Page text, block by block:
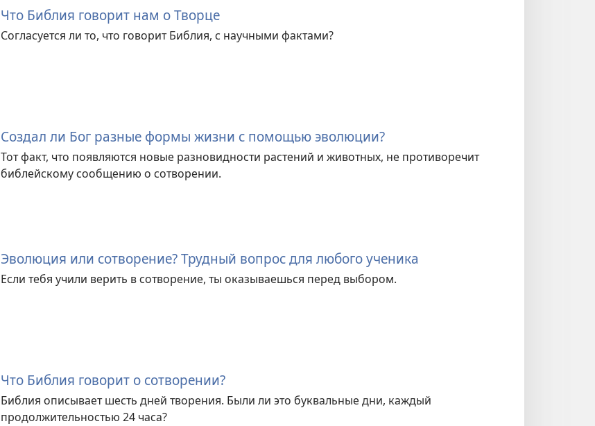
Что Библия говорит нам о Творце
Согласуется ли то, что говорит Библия, с научными фактами?
Создал ли Бог разные формы жизни с помощью эволюции?
Тот факт, что появляются новые разновидности растений и животных, не противоречит
библейскому сообщению о сотворении.
Эволюция или сотворение? Трудный вопрос для любого ученика
Если тебя учили верить в сотворение, ты оказываешься перед выбором.
Что Библия говорит о сотворении?
Библия описывает шесть дней творения. Были ли это буквальные дни, каждый
продолжительностью 24 часа?